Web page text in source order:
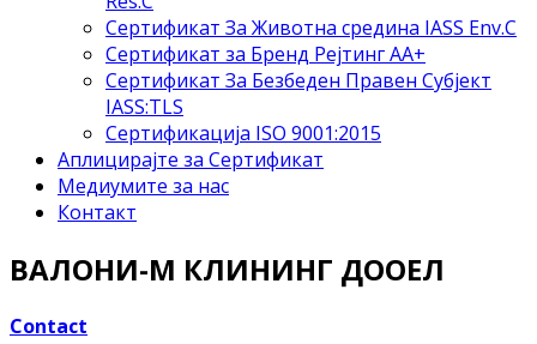
Сертификат За Животна средина IASS Env.C
Сертификат за Бренд Рејтинг АА+
Сертификат За Безбеден Правен Субјект
IASS:TLS
Сертификација ISO 9001:2015
Аплицирајте за Сертификат
Медиумите за нас
Контакт
ВАЛОНИ-М КЛИНИНГ ДООЕЛ
Contact